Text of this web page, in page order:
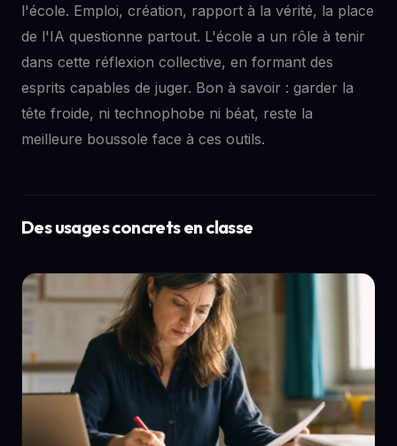
l'école. Emploi, création, rapport à la vérité, la place
de l'IA questionne partout. L'école a un rôle à tenir
dans cette réflexion collective, en formant des
esprits capables de juger. Bon à savoir : garder la
tête froide, ni technophobe ni béat, reste la
meilleure boussole face à ces outils.
Des usages concrets en classe